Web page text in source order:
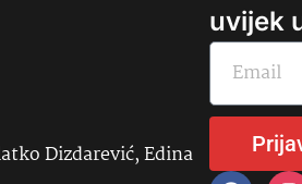
Dizdarević, Edina
uvijek